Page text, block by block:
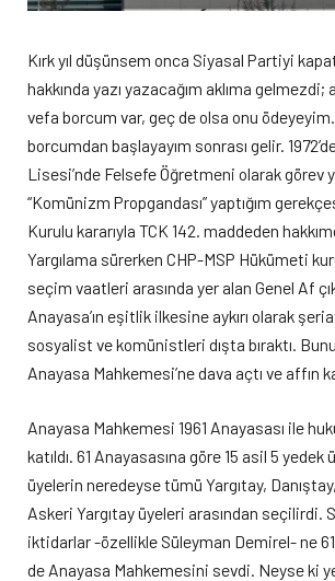
Kırk yıl düşünsem onca Siyasal Partiyi
hakkında yazı yazacağım aklıma gelmezdi;
vefa borcum var, geç de olsa onu
borcumdan başlayayım sonrası gelir.
Lisesi’nde Felsefe Öğretmeni olarak görev
“Komünizm Propgandası” yaptığım
Kurulu kararıyla TCK 142. maddeden
Yargılama sürerken CHP-MSP Hükümeti
seçim vaatleri arasında yer alan Genel Af
Anayasa’ın eşitlik ilkesine aykırı olarak
sosyalist ve komünistleri dışta bıraktı.
Anayasa Mahkemesi’ne dava açtı ve affın
Anayasa Mahkemesi 1961 Anayasası ile
katıldı. 61 Anayasasına göre 15 asil 5 yedek
üyelerin neredeyse tümü Yargıtay,
Askeri Yargıtay üyeleri arasından seçilirdi.
iktidarlar -özellikle Süleyman Demirel- ne 61
de Anayasa Mahkemesini sevdi. Neyse ki